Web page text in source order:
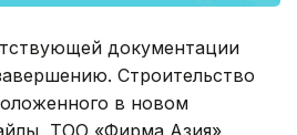
документации
Строительство
в новом
ТОО «Фирма Азия»